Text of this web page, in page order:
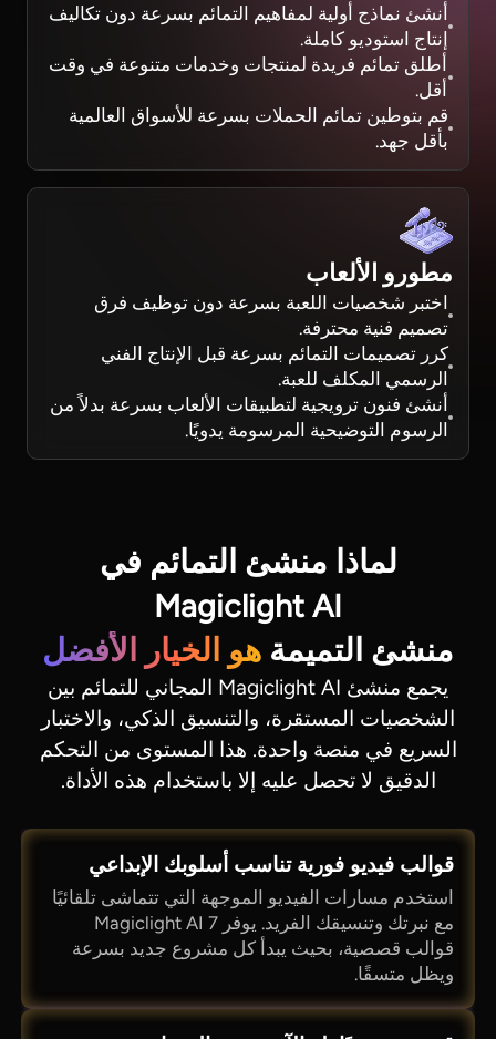
أنشئ نماذج أولية لمفاهيم التمائم بسرعة دون تكاليف
إنتاج استوديو كاملة.
أطلق تمائم فريدة لمنتجات وخدمات متنوعة في وقت
أقل.
قم بتوطين تمائم الحملات بسرعة للأسواق العالمية
بأقل جهد.
مطورو الألعاب
اختبر شخصيات اللعبة بسرعة دون توظيف فرق
تصميم فنية محترفة.
كرر تصميمات التمائم بسرعة قبل الإنتاج الفني
الرسمي المكلف للعبة.
أنشئ فنون ترويجية لتطبيقات الألعاب بسرعة بدلاً من
الرسوم التوضيحية المرسومة يدويًا.
لماذا منشئ التمائم في
Magiclight AI
منشئ التميمة هو الخيار الأفضل
يجمع منشئ Magiclight AI المجاني للتمائم بين
الشخصيات المستقرة، والتنسيق الذكي، والاختبار
السريع في منصة واحدة. هذا المستوى من التحكم
الدقيق لا تحصل عليه إلا باستخدام هذه الأداة.
قوالب فيديو فورية تناسب أسلوبك الإبداعي
استخدم مسارات الفيديو الموجهة التي تتماشى تلقائيًا
مع نبرتك وتنسيقك الفريد. يوفر Magiclight AI 7
قوالب قصصية، بحيث يبدأ كل مشروع جديد بسرعة
ويظل متسقًا.